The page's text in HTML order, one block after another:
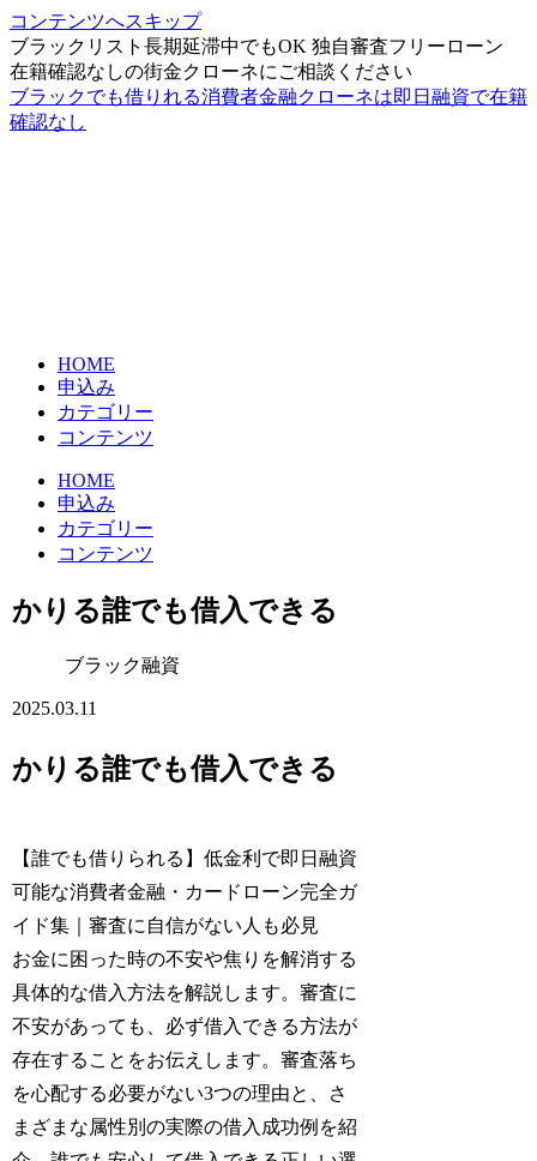
コンテンツへスキップ
ブラックリスト長期延滞中でもOK 独自審査フリーローン
在籍確認なしの街金クローネにご相談ください
ブラックでも借りれる消費者金融クローネは即日融資で在籍
確認なし
HOME
申込み
カテゴリー
コンテンツ
HOME
申込み
カテゴリー
コンテンツ
かりる誰でも借入できる
ブラック融資
2025.03.11
かりる誰でも借入できる
【誰でも借りられる】低金利で即日融資
可能な消費者金融・カードローン完全ガ
イド集｜審査に自信がない人も必見
お金に困った時の不安や焦りを解消する
具体的な借入方法を解説します。審査に
不安があっても、必ず借入できる方法が
存在することをお伝えします。審査落ち
を心配する必要がない3つの理由と、さ
まざまな属性別の実際の借入成功例を紹